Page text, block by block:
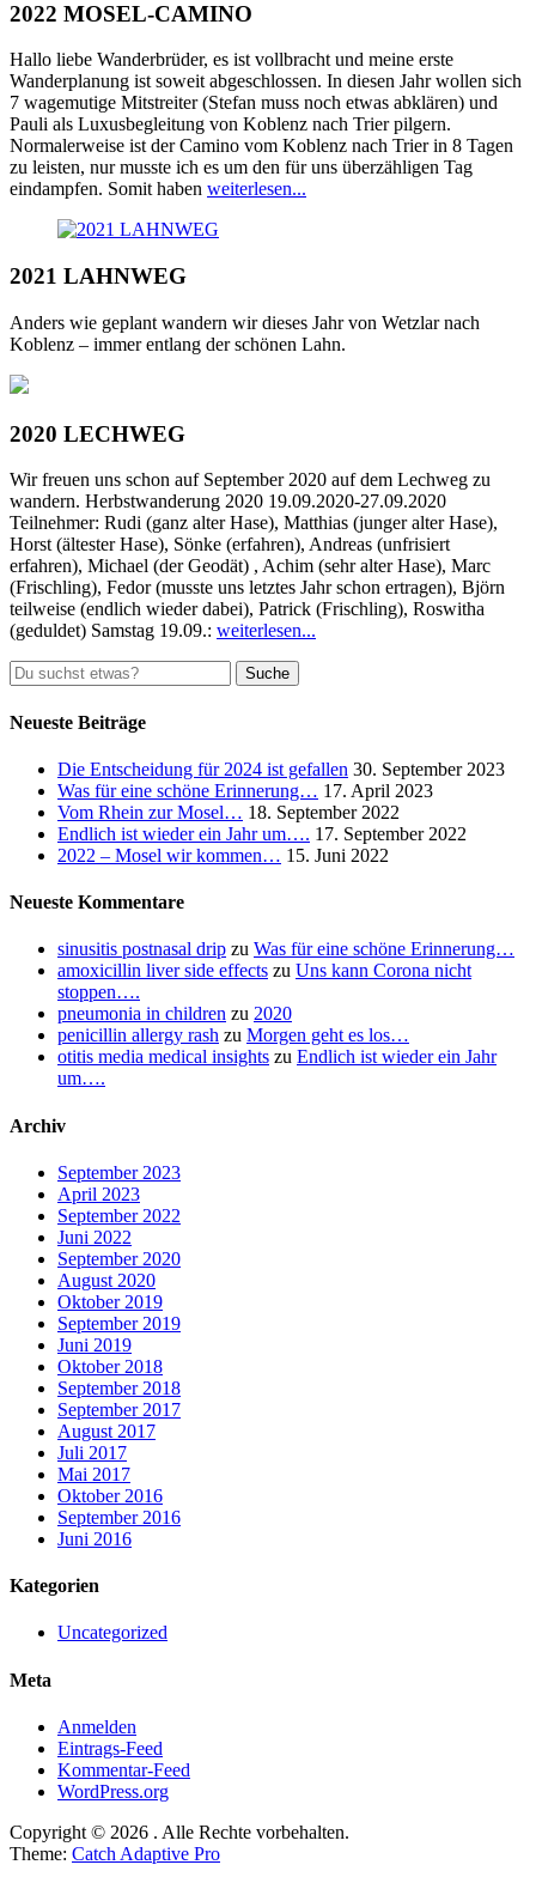
2022 MOSEL-CAMINO
Hallo liebe Wanderbrüder, es ist vollbracht und meine erste
Wanderplanung ist soweit abgeschlossen. In diesen Jahr wollen sich
7 wagemutige Mitstreiter (Stefan muss noch etwas abklären) und
Pauli als Luxusbegleitung von Koblenz nach Trier pilgern.
Normalerweise ist der Camino vom Koblenz nach Trier in 8 Tagen
zu leisten, nur musste ich es um den für uns überzähligen Tag
eindampfen. Somit haben weiterlesen...
2021 LAHNWEG
Anders wie geplant wandern wir dieses Jahr von Wetzlar nach
Koblenz – immer entlang der schönen Lahn.
2020 LECHWEG
Wir freuen uns schon auf September 2020 auf dem Lechweg zu
wandern. Herbstwanderung 2020 19.09.2020-27.09.2020
Teilnehmer: Rudi (ganz alter Hase), Matthias (junger alter Hase),
Horst (ältester Hase), Sönke (erfahren), Andreas (unfrisiert
erfahren), Michael (der Geodät) , Achim (sehr alter Hase), Marc
(Frischling), Fedor (musste uns letztes Jahr schon ertragen), Björn
teilweise (endlich wieder dabei), Patrick (Frischling), Roswitha
(geduldet) Samstag 19.09.: weiterlesen...
Suche
nach:
Neueste Beiträge
Die Entscheidung für 2024 ist gefallen 30. September 2023
Was für eine schöne Erinnerung… 17. April 2023
Vom Rhein zur Mosel… 18. September 2022
Endlich ist wieder ein Jahr um…. 17. September 2022
2022 – Mosel wir kommen… 15. Juni 2022
Neueste Kommentare
sinusitis postnasal drip zu Was für eine schöne Erinnerung…
amoxicillin liver side effects zu Uns kann Corona nicht
stoppen….
pneumonia in children zu 2020
penicillin allergy rash zu Morgen geht es los…
otitis media medical insights zu Endlich ist wieder ein Jahr
um….
Archiv
September 2023
April 2023
September 2022
Juni 2022
September 2020
August 2020
Oktober 2019
September 2019
Juni 2019
Oktober 2018
September 2018
September 2017
August 2017
Juli 2017
Mai 2017
Oktober 2016
September 2016
Juni 2016
Kategorien
Uncategorized
Meta
Anmelden
Eintrags-Feed
Kommentar-Feed
WordPress.org
Copyright © 2026 . Alle Rechte vorbehalten.
Theme: Catch Adaptive Pro